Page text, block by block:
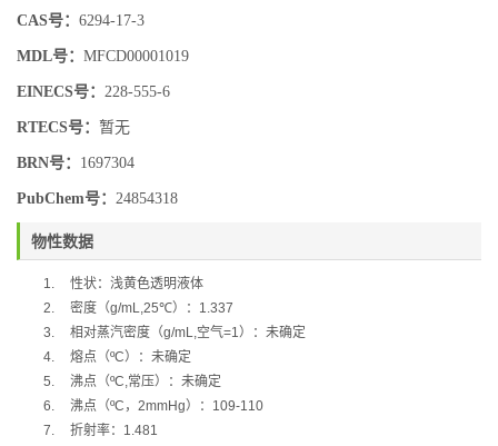
CAS号： 6294-17-3
MDL号： MFCD00001019
EINECS号： 228-555-6
RTECS号： 暂无
BRN号： 1697304
PubChem号： 24854318
物性数据
1.
性状：浅黄色透明液体
2.
密度（g/mL,25℃）： 1.337
3.
相对蒸汽密度（g/mL,空气=1）：未确定
4.
熔点（ºC）：未确定
5.
沸点（ºC,常压）：未确定
6.
沸点（ºC ， 2mmHg）： 109-110
7.
折射率： 1.481